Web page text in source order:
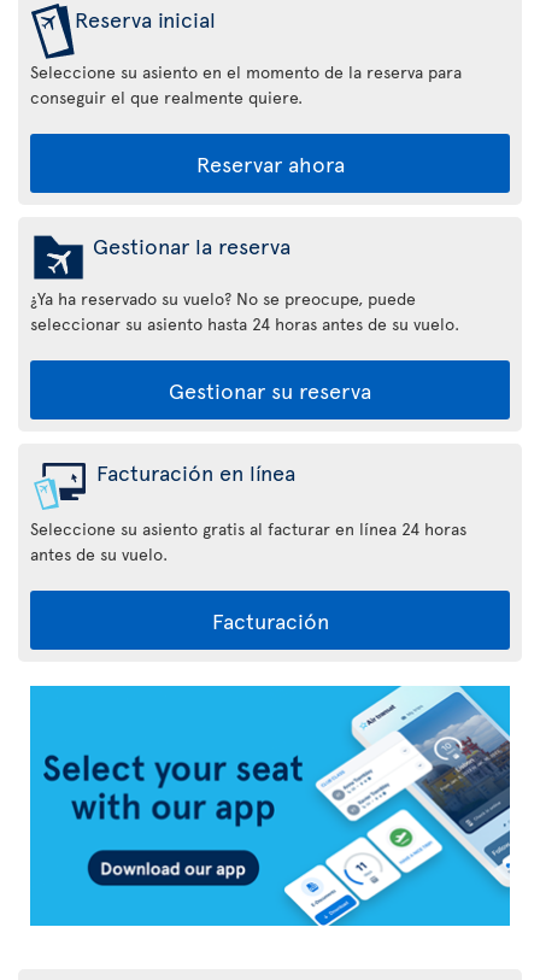
Reserva inicial
Seleccione su asiento en el momento de la reserva para
conseguir el que realmente quiere.
Reservar ahora
Gestionar la reserva
¿Ya ha reservado su vuelo? No se preocupe, puede
seleccionar su asiento hasta 24 horas antes de su vuelo.
Gestionar su reserva
Facturación en línea
Seleccione su asiento gratis al facturar en línea 24 horas
antes de su vuelo.
Facturación
Transat